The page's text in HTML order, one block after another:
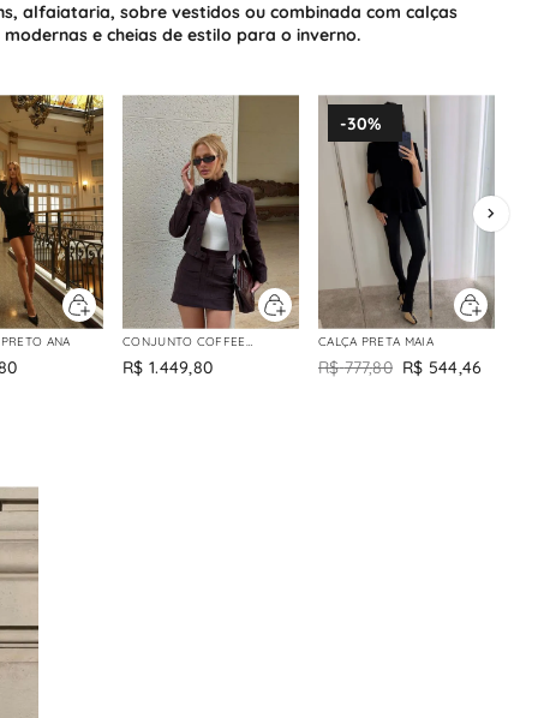
, alfaiataria, sobre vestidos ou combinada com calças
e cheias de estilo para o inverno.
ANA
CONJUNTO COFFEE
RAFAELA
R$ 1.449,80
-30%
CALÇA PRETA MAIA
R$ 777,80 R$ 544,46